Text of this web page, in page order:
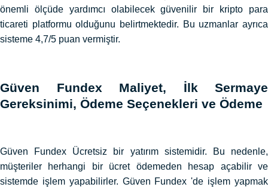
önemli ölçüde yardımcı olabilecek güvenilir bir kripto para
ticareti platformu olduğunu belirtmektedir. Bu uzmanlar ayrıca
sisteme 4,7/5 puan vermiştir.
Güven Fundex Maliyet, İlk Sermaye
Gereksinimi, Ödeme Seçenekleri ve Ödeme
Güven Fundex Ücretsiz bir yatırım sistemidir. Bu nedenle,
müşteriler herhangi bir ücret ödemeden hesap açabilir ve
sistemde işlem yapabilirler. Güven Fundex 'de işlem yapmak